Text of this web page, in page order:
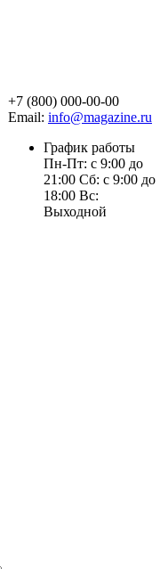
+7 (800) 000-00-00
Email: info@magazine.ru
График работы
Пн-Пт: с 9:00 до
21:00 Сб: с 9:00 до
18:00 Вс:
Выходной